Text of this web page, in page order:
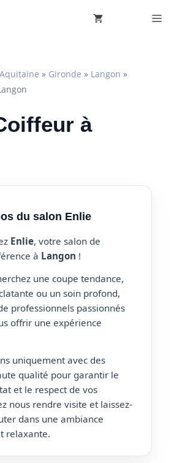
» Gironde » Langon »
à
du salon Enlie
Enlie, votre salon de
à Langon !
une coupe tendance,
ou un soin profond,
professionnels passionnés
offrir une expérience
uniquement avec des
qualité pour garantir le
et le respect de vos
nous rendre visite et laissez-
dans une ambiance
relaxante.